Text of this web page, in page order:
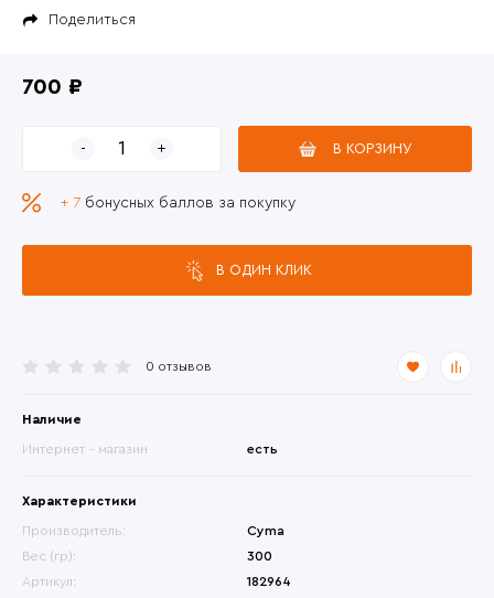
Поделиться
0 отзывов
Наличие
Интернет - магазин есть
Характеристики
Производитель:
Cyma
Вес (гр):
300
Артикул:
182964
700 ₽
В КОРЗИНУ
+ 7 бонусных баллов за покупку
В ОДИН КЛИК